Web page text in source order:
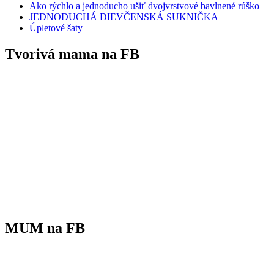
Ako rýchlo a jednoducho ušiť dvojvrstvové bavlnené rúško
JEDNODUCHÁ DIEVČENSKÁ SUKNIČKA
Úpletové šaty
Tvorivá mama na FB
MUM na FB